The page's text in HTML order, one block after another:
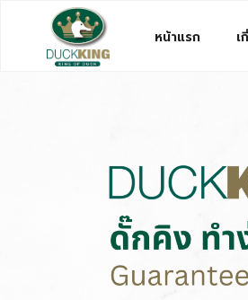
หน้าแรก เ